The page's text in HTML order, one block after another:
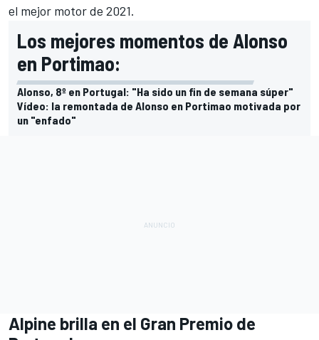
el mejor motor de 2021.
Los mejores momentos de Alonso
en Portimao:
Alonso, 8º en Portugal: "Ha sido un fin de semana súper"
Vídeo: la remontada de Alonso en Portimao motivada por
un "enfado"
Alpine brilla en el Gran Premio de